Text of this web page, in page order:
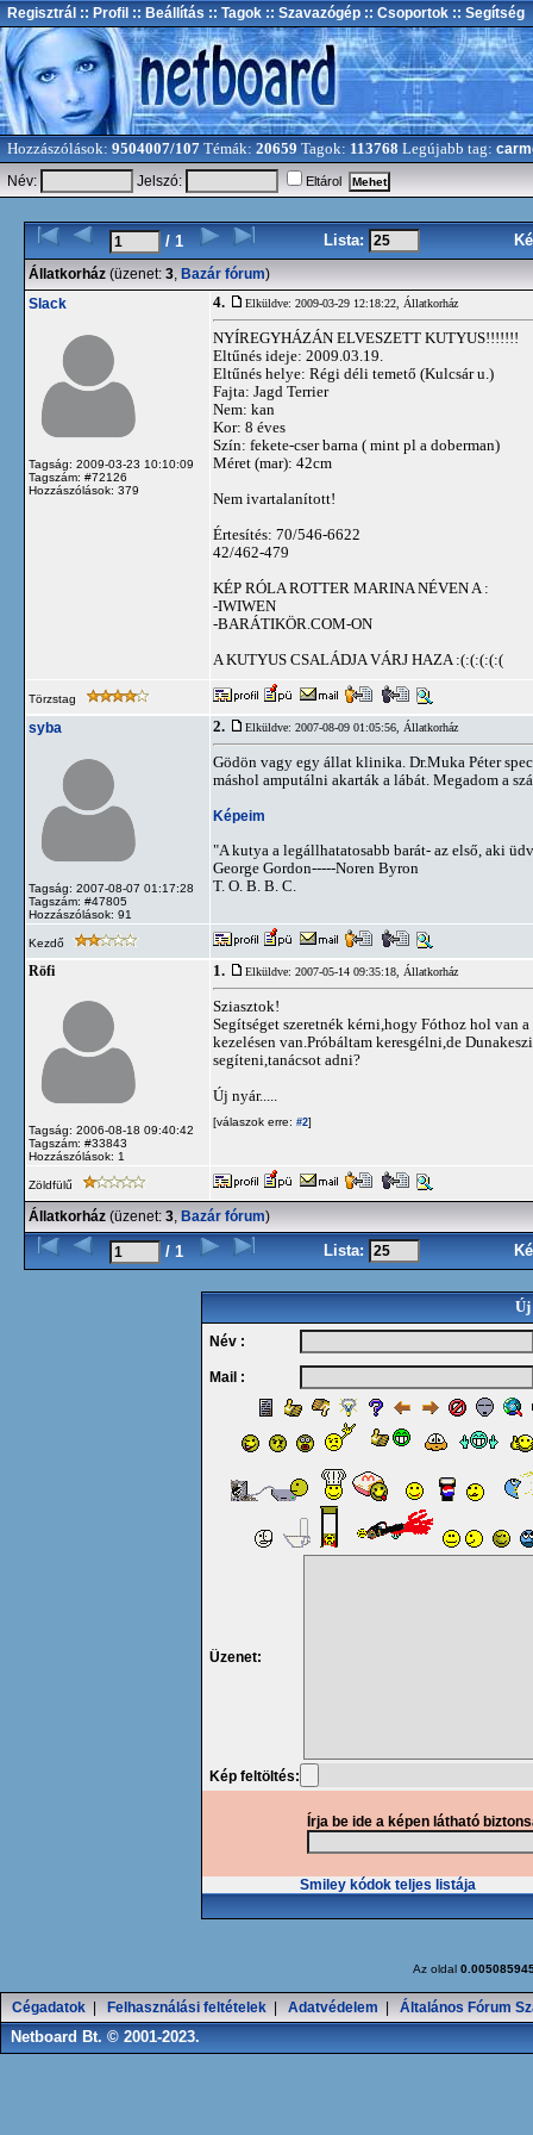
Regisztrál :: Profil :: Beállítás :: Tagok :: Szavazógép :: Csoportok :: Segítség
Hozzászólások: 9504007/107 Témák: 20659 Tagok: 113768 Legújabb tag:
Név:
Jelszó: Eltárol
/ 1 Lista:
Állatkorház (üzenet: 3, Bazár fórum)
Slack
Tagság: 2009-03-23 10:10:09
Tagszám: #72126
Hozzászólások: 379
4. Elküldve: 2009-03-29 12:18:22, Állatkorház
NYÍREGYHÁZÁN ELVESZETT KUTYUS!!!!!!!
Eltűnés ideje: 2009.03.19.
Eltűnés helye: Régi déli temető (Kulcsár u.)
Fajta: Jagd Terrier
Nem: kan
Kor: 8 éves
Szín: fekete-cser barna ( mint pl a doberman)
Méret (mar): 42cm
Nem ivartalanított!
Értesítés: 70/546-6622
42/462-479
KÉP RÓLA ROTTER MARINA NÉVEN A :
-IWIWEN
-BARÁTIKÖR.COM-ON
A KUTYUS CSALÁDJA VÁRJ HAZA :(:(:(:(:(
Törzstag
syba
Tagság: 2007-08-07 01:17:28
Tagszám: #47805
Hozzászólások: 91
2. Elküldve: 2007-08-09 01:05:56, Állatkorház
Gödön vagy egy állat klinika. Dr.Muka Péter
máshol amputálni akarták a lábát. Megadom a
Képeim
"A kutya a legállhatatosabb barát- az első, aki
George Gordon-----Noren Byron
T. O. B. B. C.
Kezdő
Röfi
Tagság: 2006-08-18 09:40:42
Tagszám: #33843
Hozzászólások: 1
1. Elküldve: 2007-05-14 09:35:18, Állatkorház
Sziasztok!
Segítséget szeretnék kérni,hogy Fóthoz hol van
kezelésen van.Próbáltam keresgélni,de
segíteni,tanácsot adni?
Új nyár.....
[válaszok erre: #2]
Zöldfülű
Állatkorház (üzenet: 3, Bazár fórum)
/ 1 Lista:
Új
Név :
Mail :
Üzenet:
Kép feltöltés:
Írja be ide a képen látható
Smiley kódok teljes listája
Az oldal
Cégadatok Felhasználási feltételek Adatvédelem Általános Fórum
Netboard Bt. © 2001-2023.